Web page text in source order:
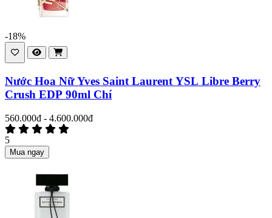
-18%
Nước Hoa Nữ Yves Saint Laurent YSL Libre Berry
Crush EDP 90ml Chí
560.000đ - 4.600.000đ
5
Mua ngay